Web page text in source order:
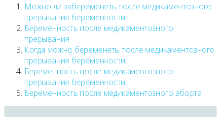
Можно ли забеременеть после медикаментозного
прерывания беременности
Беременность после медикаментозного
прерывания
Когда можно беременеть после медикаментозного
прерывания беременности
Беременность после медикаментозного
прерывания беременности
Беременность после медикаментозного аборта